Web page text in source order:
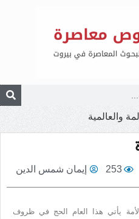
والعالمية
253 إيمان شمس الدين
يأتي هذا العام الحج في ظروف